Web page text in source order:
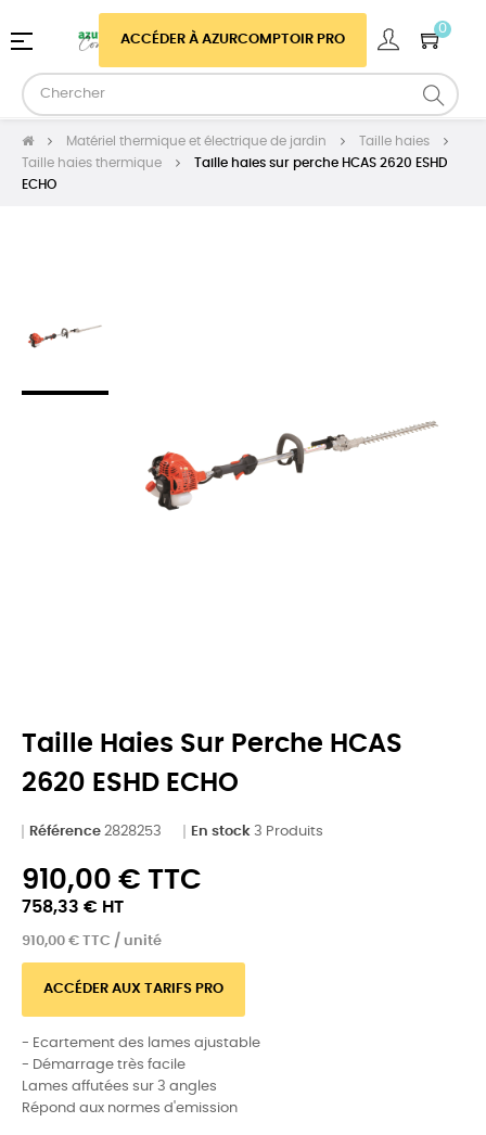
ACCÉDER À AZURCOMPTOIR PRO
0
Basculer
navigation
☰
Matériel thermique et électrique de jardin
Taille haies
Taille haies thermique
Taille haies sur perche HCAS 2620 ESHD
ECHO
Taille Haies Sur Perche HCAS
2620 ESHD ECHO
Référence 2828253 En stock 3 Produits
910,00 € TTC
758,33 € HT
910,00 € TTC / unité
ACCÉDER AUX TARIFS PRO
- Ecartement des lames ajustable
- Démarrage très facile
Lames affutées sur 3 angles
Répond aux normes d'emission